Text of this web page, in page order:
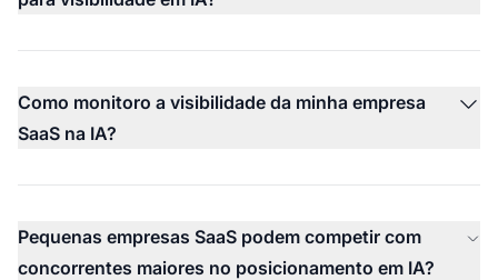
Como monitoro a visibilidade da minha empresa
SaaS na IA?
Pequenas empresas SaaS podem competir com
concorrentes maiores no posicionamento em IA?